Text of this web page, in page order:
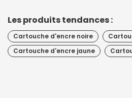
Les produits tendances :
Cartouche d'encre noire
Cartouche d'encre jaune